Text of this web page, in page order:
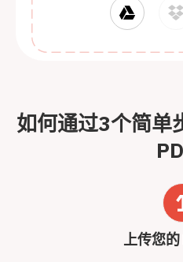
如何通过3个简单
上传您